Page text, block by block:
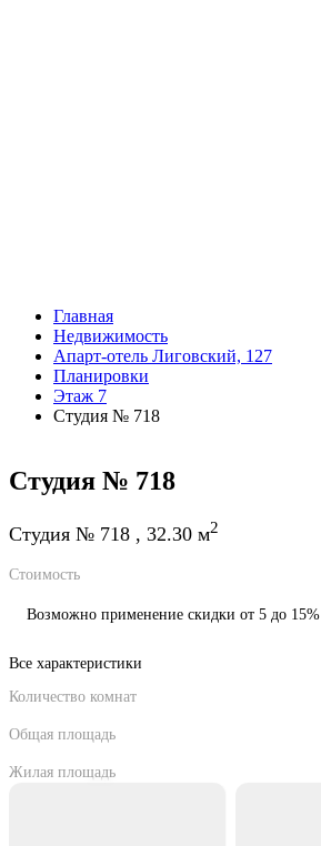
Главная
Недвижимость
Апарт-отель Лиговский, 127
Планировки
Этаж 7
Студия № 718
Студия № 718
Студия № 718 , 32.30 м2
Стоимость
Возможно применение скидки от 5 до 15%
Все характеристики
Количество комнат
Общая площадь
Жилая площадь